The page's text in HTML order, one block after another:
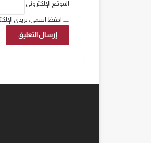
الموقع الإلكتروني
احفظ اسمي، بريدي